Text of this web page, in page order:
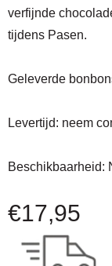
verfijnde
tijdens Pasen.
Geleverde
Levertijd: neem
Beschikbaarheid:
€17,95